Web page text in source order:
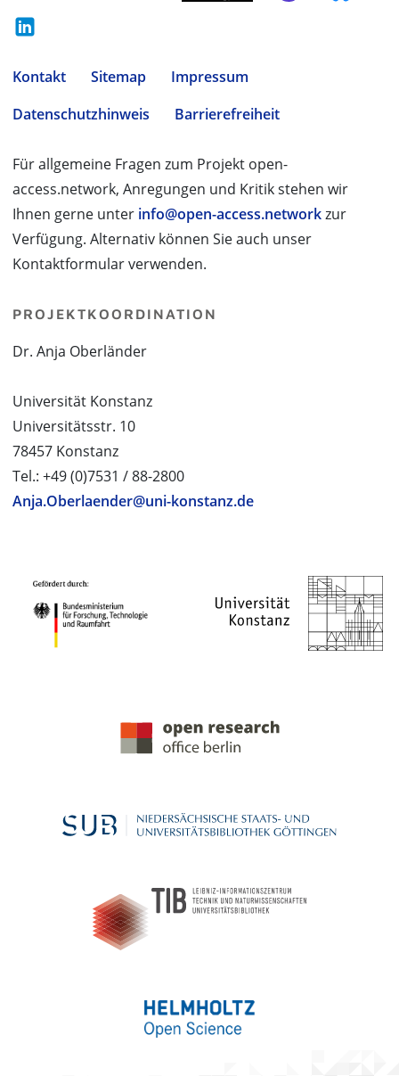
Kontakt Sitemap
Impressum
Datenschutzhinweis
Barrierefreiheit
Für allgemeine Fragen zum Projekt open-
access.network, Anregungen und Kritik stehen wir
Ihnen gerne unter info@open-access.networkzur
Verfügung. Alternativ können Sie auch unser
Kontaktformular verwenden.
PROJEKTKOORDINATION
Dr. Anja Oberländer
Universität Konstanz
Universitätsstr. 10
78457 Konstanz
Tel.: +49 (0)7531 / 88-2800
Anja.Oberlaender@uni-konstanz.de